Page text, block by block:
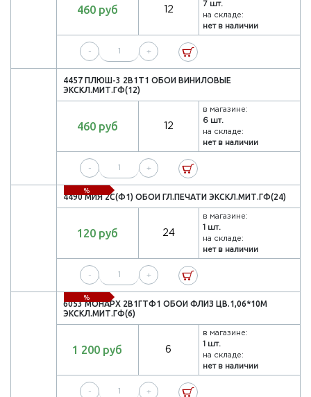
460 руб 12
7 шт.
на складе:
нет в наличии
- +
4457 ПЛЮШ-3 2В1Т1 ОБОИ ВИНИЛОВЫЕ
ЭКСКЛ.МИТ.ГФ(12)
460 руб 12
в магазине:
6 шт.
на складе:
нет в наличии
- +
%
4490 МИЯ 2С(Ф1) ОБОИ ГЛ.ПЕЧАТИ ЭКСКЛ.МИТ.ГФ(24)
120 руб 24
в магазине:
1 шт.
на складе:
нет в наличии
- +
%
6053 МОНАРХ 2В1ГТФ1 ОБОИ ФЛИЗ ЦВ.1,06*10М
ЭКСКЛ.МИТ.ГФ(6)
1 200 руб 6
в магазине:
1 шт.
на складе:
нет в наличии
- +